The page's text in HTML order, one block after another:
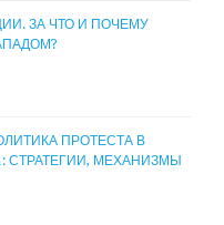
ЗА ЧТО И ПОЧЕМУ
ПРОТЕСТА В
СТРАТЕГИИ, МЕХАНИЗМЫ